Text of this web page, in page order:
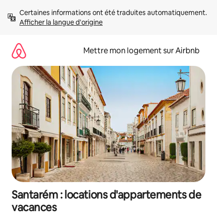
directement
Afficher la langue d'origine
Mettre mon logement sur Airbnb
Santarém : locations d'appartements de
vacances